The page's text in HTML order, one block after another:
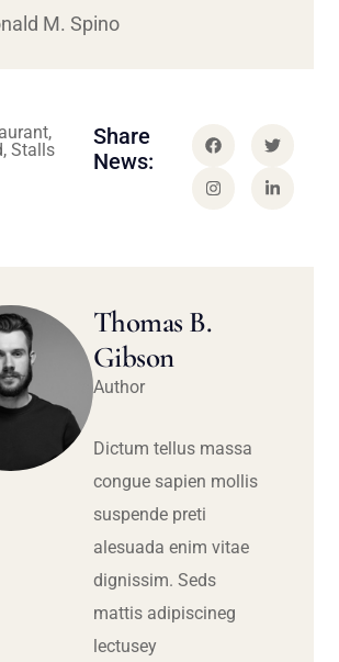
M. Spino
Stalls
Share
News:
Thomas B.
Gibson
Author
Dictum tellus massa
congue sapien mollis
suspende preti
alesuada enim vitae
dignissim. Seds
mattis adipiscineg
lectusey